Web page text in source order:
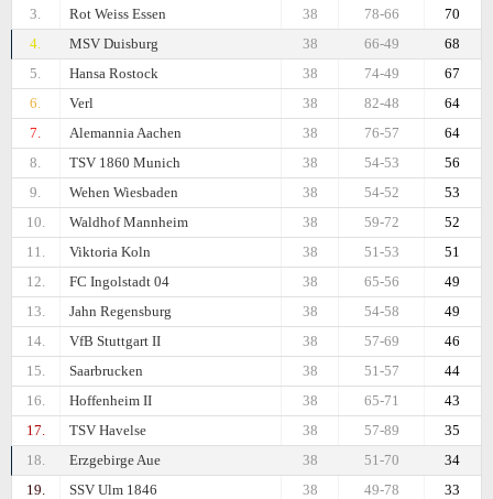
3.
Rot Weiss Essen 70
78-66
38
4.
MSV Duisburg 68
66-49
38
5.
Hansa Rostock 67
74-49
38
6.
Verl 64
82-48
38
7.
Alemannia Aachen 64
76-57
38
8.
TSV 1860 Munich 56
54-53
38
9.
Wehen Wiesbaden 53
54-52
38
10.
Waldhof Mannheim 52
59-72
38
11.
Viktoria Koln 51
51-53
38
12.
FC Ingolstadt 04 49
65-56
38
13.
Jahn Regensburg 49
54-58
38
14.
VfB Stuttgart II 46
57-69
38
15.
Saarbrucken 44
51-57
38
16.
Hoffenheim II 43
65-71
38
17.
TSV Havelse 35
57-89
38
18.
Erzgebirge Aue 34
51-70
38
19.
SSV Ulm 1846 33
49-78
38